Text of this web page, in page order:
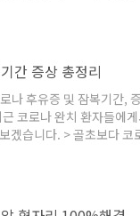
니다. 우울 증세를 비롯
간 증상 총정리
나 후유증 및 잠복기간,
코로나 완치 환자들에
겠습니다. > 골초보다
었기 때문입니다. 또한